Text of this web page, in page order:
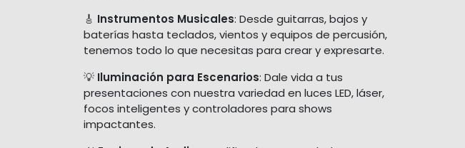
🎸 Instrumentos Musicales: Desde guitarras, bajos y
baterías hasta teclados, vientos y equipos de percusión,
tenemos todo lo que necesitas para crear y expresarte.
💡 Iluminación para Escenarios: Dale vida a tus
presentaciones con nuestra variedad en luces LED, láser,
focos inteligentes y controladores para shows
impactantes.